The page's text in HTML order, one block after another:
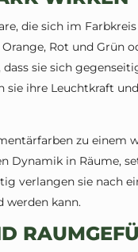
die sich im
Rot und Grün
sie sich
sie ihre Leuchtkraft
zu einem
Dynamik in Räume,
verlangen sie nach
werden kann.